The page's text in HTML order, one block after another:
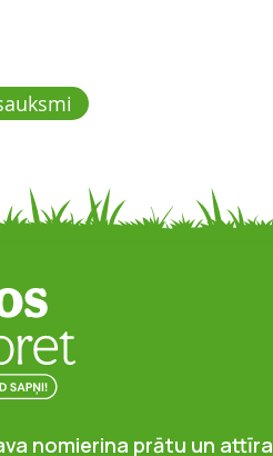
nomierina prātu un attīra